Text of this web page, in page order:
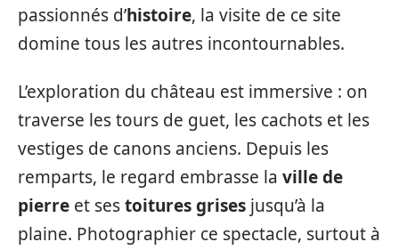
passionnés d’histoire, la visite de ce site
domine tous les autres incontournables.
L’exploration du château est immersive : on
traverse les tours de guet, les cachots et les
vestiges de canons anciens. Depuis les
remparts, le regard embrasse la ville de
pierre et sestoitures grises jusqu’à la
plaine. Photographier ce spectacle, surtout à